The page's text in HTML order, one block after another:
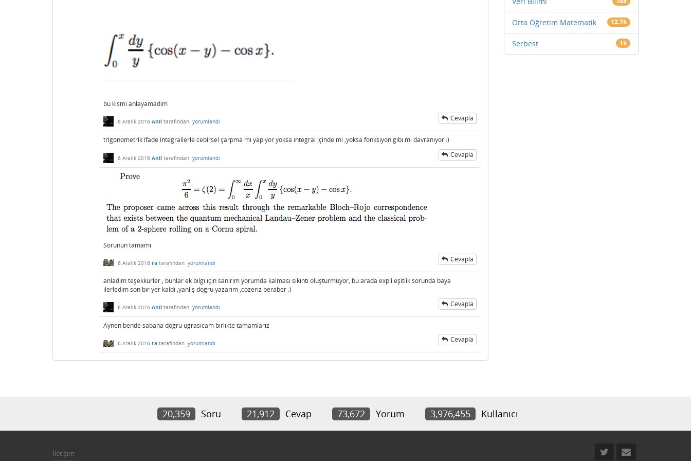
bu kısmı anlayamadım
6 Aralık 2016 Anil tarafından yorumlandı Cevapla
trigonometrik ifade integrallerle cebirsel çarpma mı yapıyor yoksa ıntegral içinde mi ,yoksa fonksıyon gıbı mı davranıyor :)
6 Aralık 2016 Anil tarafından yorumlandı Cevapla
Sorunun tamamı.
6 Aralık 2016 ra tarafından yorumlandı Cevapla
anladım teşekkurler , bunlar ek bılgı ıçın sanırım yorumda kalması sıkıntı oluşturmuyor, bu arada expli eşitlik sorunda baya
ılerledım son bır yer kaldı ,yanlış dogru yazarım ,cozerız beraber :)
6 Aralık 2016 Anil tarafından yorumlandı Cevapla
Aynen bende sabaha dogru ugrasıcam bırlıkte tamamlarız
6 Aralık 2016 ra tarafından yorumlandı Cevapla
Orta Öğretim Matematik 12.7k
Serbest 1k
20,359 Soru 21,912 Cevap 73,672 Yorum 3,976,455 Kullanıcı
İletişim